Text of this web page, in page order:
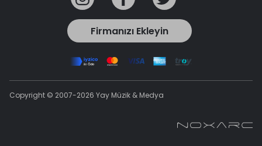
Firmanızı Ekleyin
Copyright © 2007-2026 Yay Müzik & Medya